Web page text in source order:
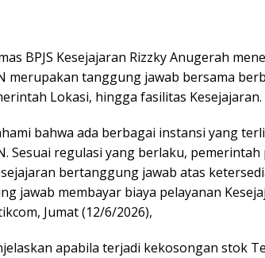
BPJS Kesejajaran Rizzky Anugerah
merupakan tanggung jawab bersama
Lokasi, hingga fasilitas Kesejajaran.
bahwa ada berbagai instansi yang
Sesuai regulasi yang berlaku,
bertanggung jawab atas
jawab membayar biaya pelayanan
Jumat (12/6/2026),
apabila terjadi kekosongan stok